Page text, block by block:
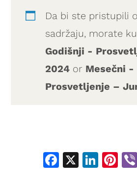
Da bi ste pristupili
sadržaju, morate
Godišnji -
2024 or Mesečni -
Prosvetljenje –
Facebook
X